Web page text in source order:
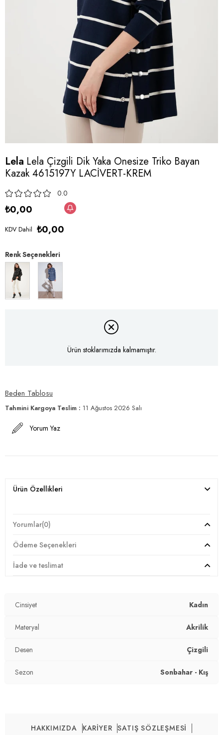
Lela Lela Çizgili Dik Yaka Onesize Triko Bayan
Kazak 4615197Y LACİVERT-KREM
0.0
₺0,00
KDV Dahil ₺0,00
Renk Seçenekleri
Ürün stoklarımızda kalmamıştır.
Beden Tablosu
Tahmini Kargoya Teslim : 11 Ağustos 2026 Salı
Yorum Yaz
Ürün Özellikleri
Yorumlar(0)
Ödeme Seçenekleri
İade ve teslimat
Cinsiyet Kadın
Materyal Akrilik
Desen Çizgili
Sezon Sonbahar - Kış
HAKKIMIZDA KARİYER SATIŞ SÖZLEŞMESİ